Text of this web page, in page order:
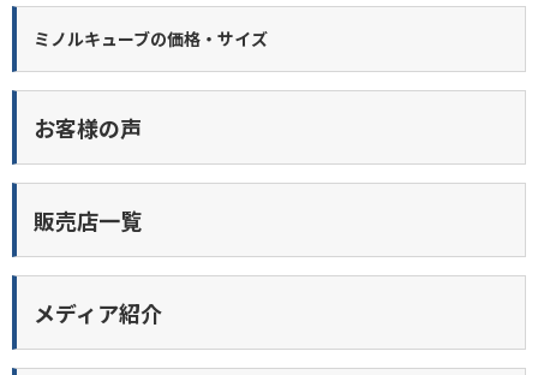
ミノルキューブの価格・サイズ
お客様の声
販売店一覧
メディア紹介